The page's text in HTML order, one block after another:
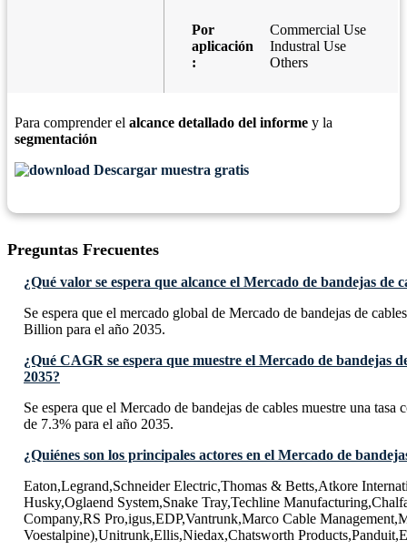
Por
aplicación
:
Commercial Use
Industral Use
Others
Para comprender el alcance detallado del informe y la
segmentación
Descargar muestra gratis
Preguntas Frecuentes
¿Qué valor se espera que alcance el Mercado de bandejas de
Se espera que el mercado global de Mercado de bandejas de
Billion para el año 2035.
¿Qué CAGR se espera que muestre el Mercado de bandejas
2035?
Se espera que el Mercado de bandejas de cables muestre una
de 7.3% para el año 2035.
¿Quiénes son los principales actores en el Mercado de
Eaton,Legrand,Schneider Electric,Thomas & Betts,Atkore
Husky,Oglaend System,Snake Tray,Techline
Company,RS Pro,igus,EDP,Vantrunk,Marco Cable
Voestalpine),Unitrunk,Ellis,Niedax,Chatsworth